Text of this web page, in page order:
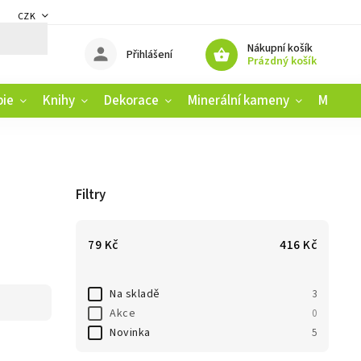
CZK
Nákupní košík
Prázdný košík
Přihlášení
Knihy Dekorace Minerální kameny
Filtry
79 Kč 416 Kč
Na skladě 3
Akce 0
Novinka 5